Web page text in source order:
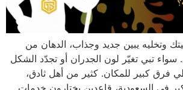
وتخليه يبين جديد وجذاب، الدهان من
تبي تغيّر لون الجدران أو تجدّد الشكل
فرق كبير للمكان. كثير من أهل ثادق،
في السعودية، قاعدين يختارون خدمات